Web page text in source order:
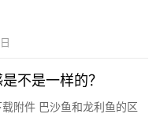
不是一样的？
附件 巴沙鱼和龙利鱼的区